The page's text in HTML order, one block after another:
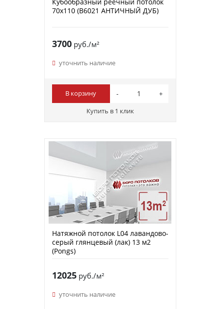
70х110 (B6021 АНТИЧНЫЙ ДУБ)
3700руб./м²
уточнить наличие
В корзину
Купить в 1 клик
Натяжной потолок L04 лавандово-
серый глянцевый (лак) 13 м2
(Pongs)
12025руб./м²
уточнить наличие